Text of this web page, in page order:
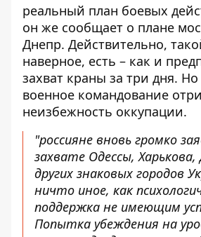
реальный план боевых
он же сообщает о плане
Днепр. Действительно,
наверное, есть – как и
захват краны за три дня.
военное командование
неизбежность оккупации.
"россияне вновь громко
захвате Одессы, Харькова,
других знаковых городов
ничто иное, как
поддержка не имеющим
Попытка убеждения на